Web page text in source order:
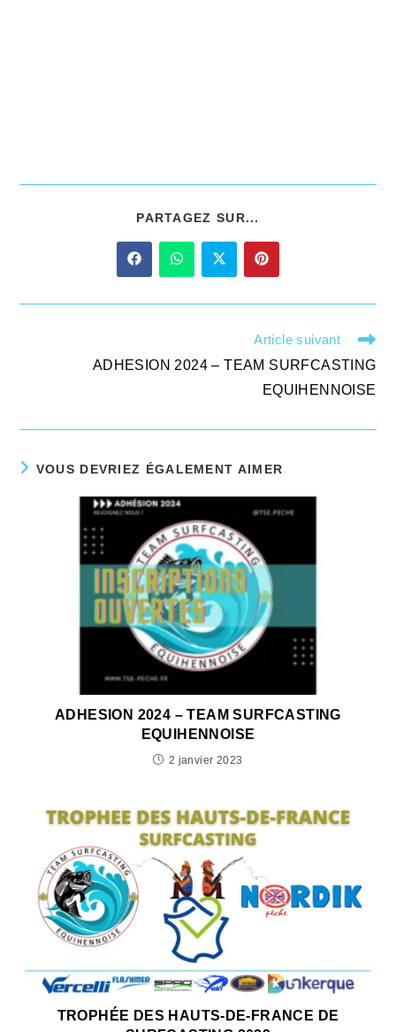
PARTAGEZ SUR...
Article suivant
ADHESION 2024 – TEAM SURFCASTING
EQUIHENNOISE
VOUS DEVRIEZ ÉGALEMENT AIMER
ADHESION 2024 – TEAM SURFCASTING
EQUIHENNOISE
2 janvier 2023
TROPHÉE DES HAUTS-DE-FRANCE DE